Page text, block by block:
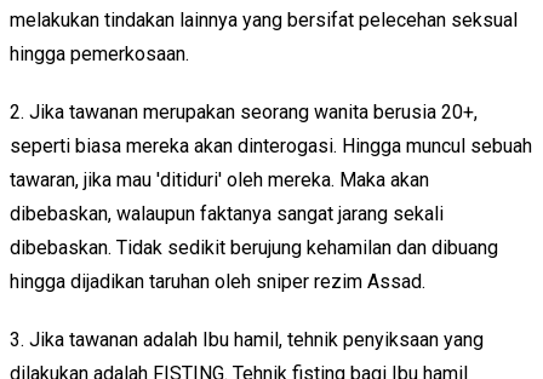
melakukan tindakan lainnya yang bersifat pelecehan seksual
hingga pemerkosaan.
2. Jika tawanan merupakan seorang wanita berusia 20+,
seperti biasa mereka akan dinterogasi. Hingga muncul sebuah
tawaran, jika mau 'ditiduri' oleh mereka. Maka akan
dibebaskan, walaupun faktanya sangat jarang sekali
dibebaskan. Tidak sedikit berujung kehamilan dan dibuang
hingga dijadikan taruhan oleh sniper rezim Assad.
3. Jika tawanan adalah Ibu hamil, tehnik penyiksaan yang
dilakukan adalah FISTING. Tehnik fisting bagi Ibu hamil